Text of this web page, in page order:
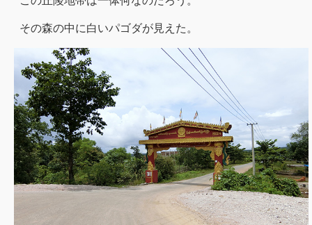
その森の中に白いパゴダが見えた。